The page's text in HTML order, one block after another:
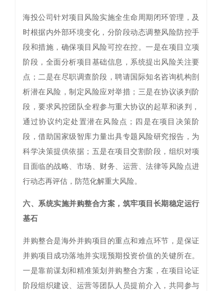
海投公司针对项目风险实施全生命周期闭环管理，及
时根据内外部环境变化，分阶段动态调整风险防控手
段和措施，确保项目风险可控在控。一是在项目立项
阶段，全面分析项目基础信息，系统提出风险关注要
点；二是在尽职调查阶段，聘请国际知名咨询机构剖
析潜在风险，制定风险应对举措；三是在协议谈判阶
段，要求风控团队全程参与重大协议的起草和谈判，
通过协议约定处置潜在风险点；四是在项目决策阶
段，借助国家级智库力量出具专题风险研究报告，为
科学决策提供依据；五是在项目交割阶段，组织对项
目面临的战略、市场、财务、运营、法律等风险点进
行动态再评估，防范化解重大风险。
六、系统实施并购整合方案，筑牢项目长期稳定运行
基石
并购整合是海外并购项目的重点和难点环节，是保证
并购项目成功落地并实现预期投资价值的关键所在。
一是靠前谋划和精准策划并购整合方案，在项目论证
阶段组织建设、运营等团队人员提前介入，共同参与